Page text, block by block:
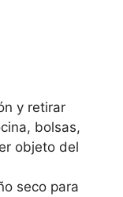
y retirar
bolsas,
objeto del
seco para